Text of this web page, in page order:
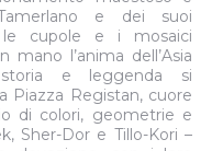
e dei suoi
le cupole e i mosaici
l’anima dell’Asia
e leggenda si
Piazza Registan, cuore
di colori, geometrie e
Sher-Dor e Tillo-Kori –